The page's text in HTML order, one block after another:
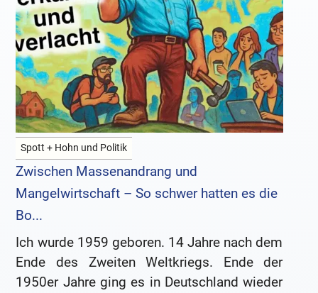
Spott + Hohn und Politik
Zwischen Massenandrang und
Mangelwirtschaft – So schwer hatten es die
Bo...
Ich wurde 1959 geboren. 14 Jahre nach dem
Ende des Zweiten Weltkriegs. Ende der
1950er Jahre ging es in Deutschland wieder